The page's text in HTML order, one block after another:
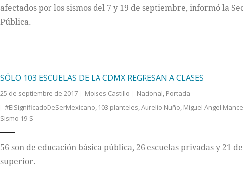
afectados por los sismos del 7 y 19 de septiembre, informó la
Pública.
SÓLO 103 ESCUELAS DE LA CDMX REGRESAN A CLASES
25 de septiembre de 2017 Moises Castillo Nacional Portada
#ElSignificadoDeSerMexicano 103 planteles Aurelio Nuño Miguel Angel
Sismo 19-S
56 son de educación básica pública, 26 escuelas privadas y 21
superior.